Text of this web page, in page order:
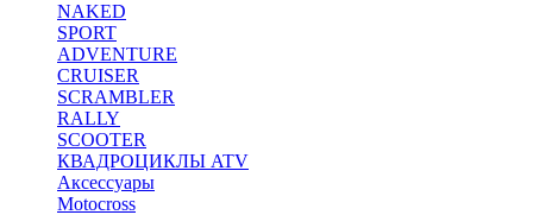
NAKED
SPORT
ADVENTURE
CRUISER
SCRAMBLER
RALLY
SCOOTER
КВАДРОЦИКЛЫ ATV
Аксессуары
Motocross